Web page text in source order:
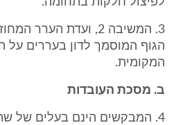
3. המשיבה 2, ועדת הערר
הגוף המוסמך לדון בעררים על
המקומית.
ב. מסכת העובדות
4. המבקשים הינם בעלים של